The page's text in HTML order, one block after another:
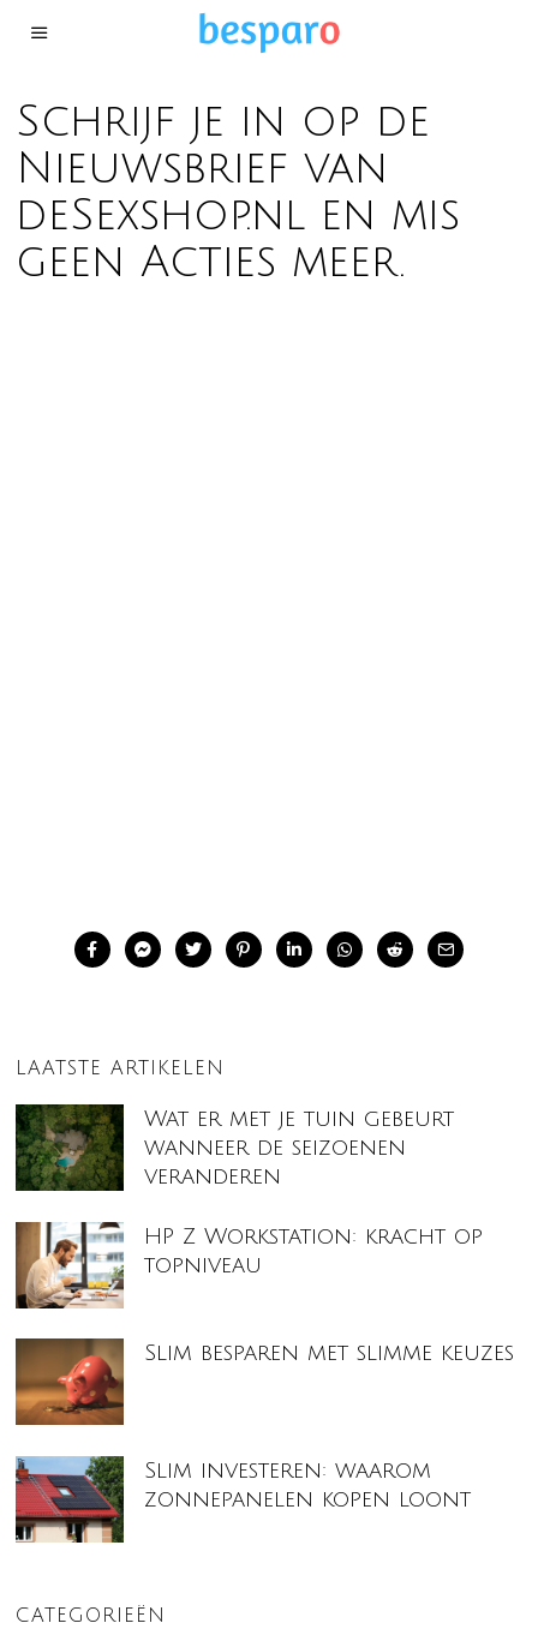
Schrijf je in op de
Nieuwsbrief van
deSexshop.nl en mis
geen Acties meer.
LAATSTE ARTIKELEN
Wat er met je tuin gebeurt
wanneer de seizoenen
veranderen
HP Z Workstation: kracht op
topniveau
Slim besparen met slimme keuzes
Slim investeren: waarom
zonnepanelen kopen loont
CATEGORIEËN